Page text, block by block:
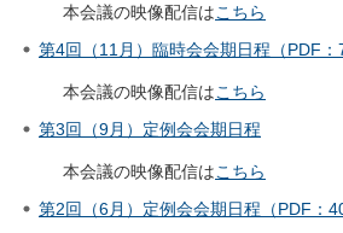
本会議の映像配信はこちら
第4回（11月）臨時会会期日程（PDF：
本会議の映像配信はこちら
第3回（9月）定例会会期日程
本会議の映像配信はこちら
第2回（6月）定例会会期日程（PDF：